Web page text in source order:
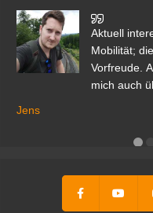
Aktuell
Mobilität;
Vorfreude.
mich auch
Jens